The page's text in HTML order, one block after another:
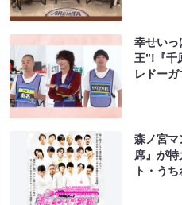
幸せいっ
王”!『千
レドー
森ノ宮マ
席』が
ト・う